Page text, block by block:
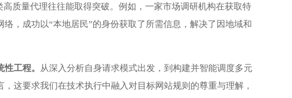
质量代理往往能取得突破。例如，一家市场调研机构在获取特
，成功以“本地居民”的身份获取了所需信息，解决了因地域和
工程。
从深入分析自身请求模式出发，到构建并智能调度多元
这要求我们在技术执行中融入对目标网站规则的尊重与理解，